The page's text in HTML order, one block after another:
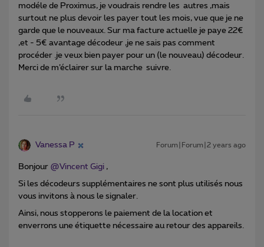
modéle de Proximus, je voudrais rendre les autres ,mais
surtout ne plus devoir les payer tout les mois, vue que je ne
garde que le nouveaux. Sur ma facture actuelle je paye 22€
,et - 5€ avantage décodeur ,je ne sais pas comment
procéder .je veux bien payer pour un (le nouveau) décodeur.
Merci de m’éclairer sur la marche suivre.
Vanessa P Forum|Forum|2 years ago
Bonjour @Vincent Gigi ,
Si les décodeurs supplémentaires ne sont plus utilisés nous
vous invitons à nous le signaler.
Ainsi, nous stopperons le paiement de la location et
enverrons une étiquette nécessaire au retour des appareils.